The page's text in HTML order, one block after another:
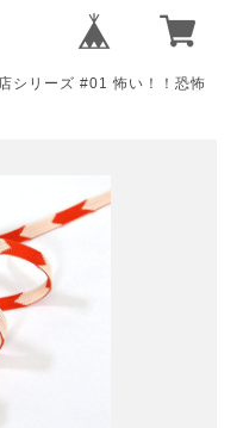
シリーズ #01 怖い！！恐怖